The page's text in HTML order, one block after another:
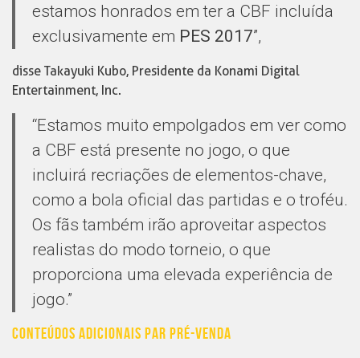
estamos honrados em ter a CBF incluída
exclusivamente em PES 2017”,
disse Takayuki Kubo, Presidente da Konami Digital
Entertainment, Inc.
“Estamos muito empolgados em ver como
a CBF está presente no jogo, o que
incluirá recriações de elementos-chave,
como a bola oficial das partidas e o troféu.
Os fãs também irão aproveitar aspectos
realistas do modo torneio, o que
proporciona uma elevada experiência de
jogo.”
CONTEÚDOS ADICIONAIS PAR PRÉ-VENDA